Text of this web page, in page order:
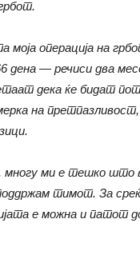
моја операција на
дена — речиси два
дека ќе бидат
на
многу ми е тешко што
тимот. За
е можна и патот